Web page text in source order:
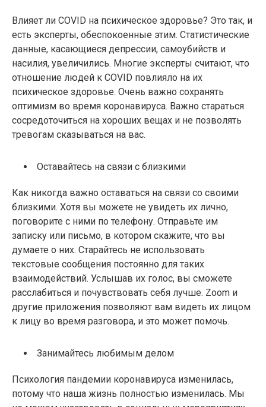
Влияет ли COVID на психическое здоровье? Это так, и
есть эксперты, обеспокоенные этим. Статистические
данные, касающиеся депрессии, самоубийств и
насилия, увеличились. Многие эксперты считают, что
отношение людей к COVID повлияло на их
психическое здоровье. Очень важно сохранять
оптимизм во время коронавируса. Важно стараться
сосредоточиться на хороших вещах и не позволять
тревогам сказываться на вас.
Оставайтесь на связи с близкими
Как никогда важно оставаться на связи со своими
близкими. Хотя вы можете не увидеть их лично,
поговорите с ними по телефону. Отправьте им
записку или письмо, в котором скажите, что вы
думаете о них. Старайтесь не использовать
текстовые сообщения постоянно для таких
взаимодействий. Услышав их голос, вы сможете
расслабиться и почувствовать себя лучше. Zoom и
другие приложения позволяют вам видеть их лицом
к лицу во время разговора, и это может помочь.
Занимайтесь любимым делом
Психология пандемии коронавируса изменилась,
потому что наша жизнь полностью изменилась. Мы